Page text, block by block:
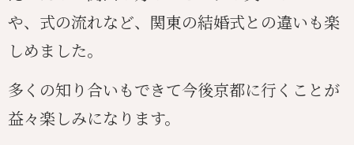
や、式の流れなど、関東の結婚式との違いも楽
しめました。
多くの知り合いもできて今後京都に行くことが
益々楽しみになります。